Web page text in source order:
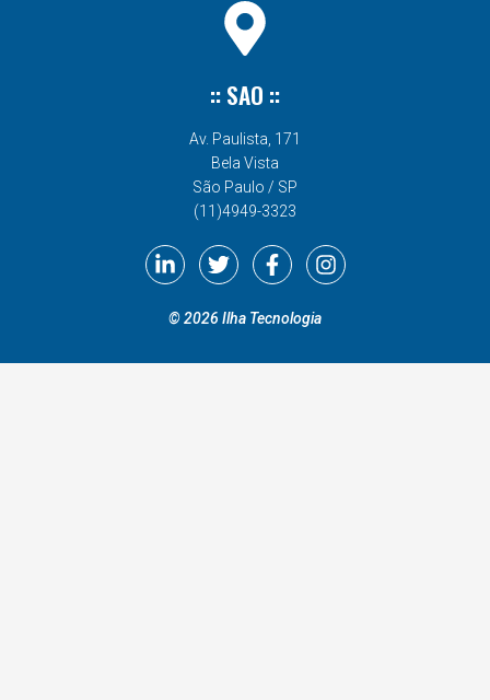
:: SAO ::
Av. Paulista, 171
Bela Vista
São Paulo / SP
(11)4949-3323
©2026 Ilha Tecnologia